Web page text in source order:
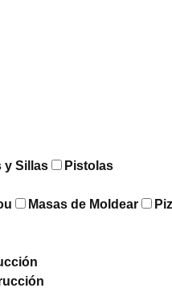
y Sillas
Pistolas
Masas de Moldear